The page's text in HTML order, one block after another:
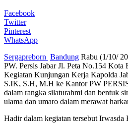
Facebook
Twitter
Pinterest
WhatsApp
Sergapreborn Bandung Rabu (1/10/
PW. Persis Jabar Jl. Peta No.154 Kota
Kegiatan Kunjungan Kerja Kapolda
S.IK, S.H, M.H ke Kantor PW
dalam rangka silaturahmi dan bentuk
ulama dan umaro dalam merawat
Hadir dalam kegiatan tersebut Irwasda